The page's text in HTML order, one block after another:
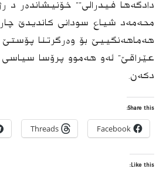
دادگه‌ها فیدرالی”” خۆنیشاندەر د
محەمەد شیاع سودانی کاندیدێ
هەماهەنگییێ بۆ وەرگرتنا
عێراقێ” ئەو هه‌موو پرۆسا
دکەن.
Share this:
Facebook
Threads
Like this: